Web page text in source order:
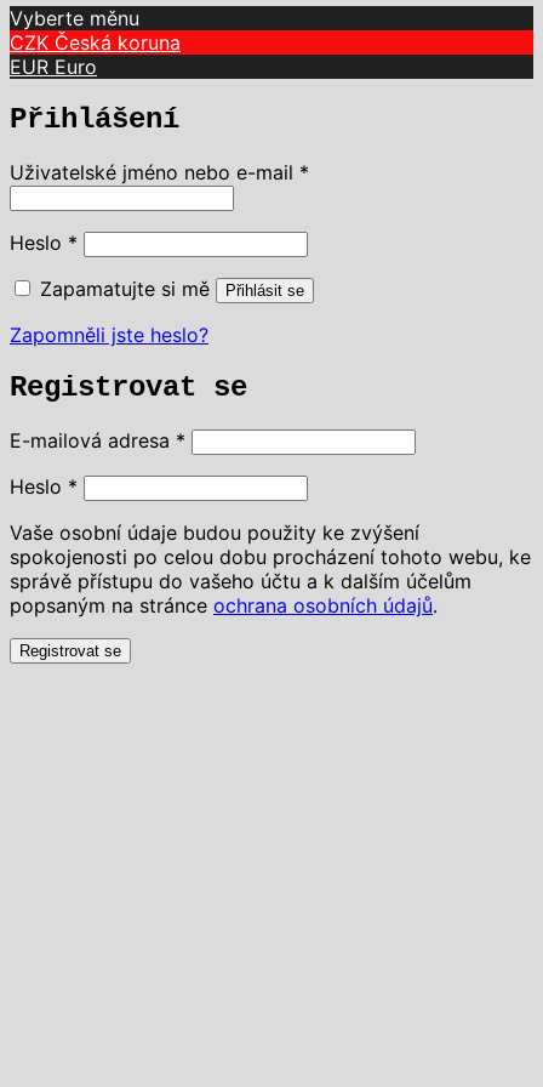
Vyberte měnu
CZK Česká koruna
EUR Euro
Přihlášení
Uživatelské jméno nebo e-mail *
Heslo * Povinné
Zapamatujte si mě
Přihlásit se
Zapomněli jste heslo?
Registrovat se
E-mailová adresa * Povinné
Heslo * Povinné
Vaše osobní údaje budou použity ke zvýšení
spokojenosti po celou dobu procházení tohoto webu, ke
správě přístupu do vašeho účtu a k dalším účelům
popsaným na stránce ochrana osobních údajů.
Registrovat se